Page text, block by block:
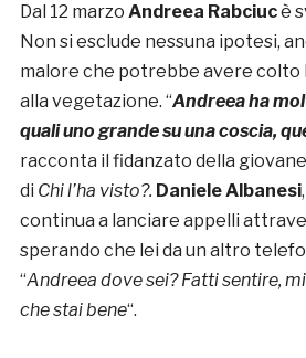
Dal 12 marzo Andreea Rabciucè
Non si esclude nessuna ipotesi,
malore che potrebbe avere colto
alla vegetazione. “Andreea ha
quali uno grande su una coscia,
racconta il fidanzato della
di Chi l’ha visto?. Daniele Albanesi
continua a lanciare appelli
sperando che lei da un altro
“Andreea dove sei? Fatti sentire,
che stai bene“.